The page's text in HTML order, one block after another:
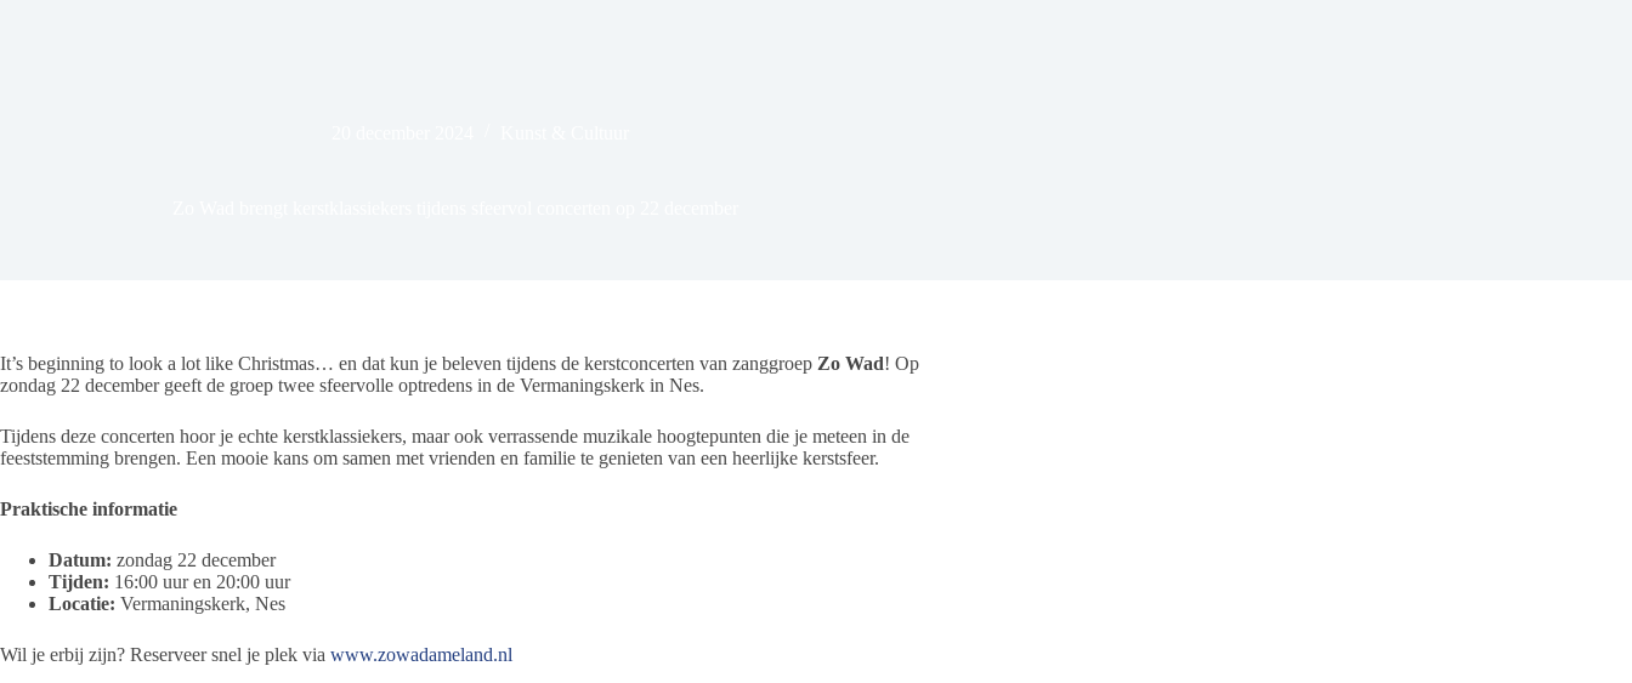
It’s beginning to look a lot like Christmas… en dat kun je beleven tijdens de kerstconcerten van zanggroep Zo Wad! Op
zondag 22 december geeft de groep twee sfeervolle optredens in de Vermaningskerk in Nes.
Tijdens deze concerten hoor je echte kerstklassiekers, maar ook verrassende muzikale hoogtepunten die je meteen in de
feeststemming brengen. Een mooie kans om samen met vrienden en familie te genieten van een heerlijke kerstsfeer.
Praktische informatie
Datum: zondag 22 december
Tijden: 16:00 uur en 20:00 uur
Locatie: Vermaningskerk, Nes
Wil je erbij zijn? Reserveer snel je plek via www.zowadameland.nl